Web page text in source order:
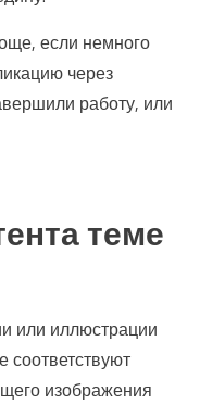
если немного
через
работу, или
теме
или иллюстрации
соответствуют
изображения